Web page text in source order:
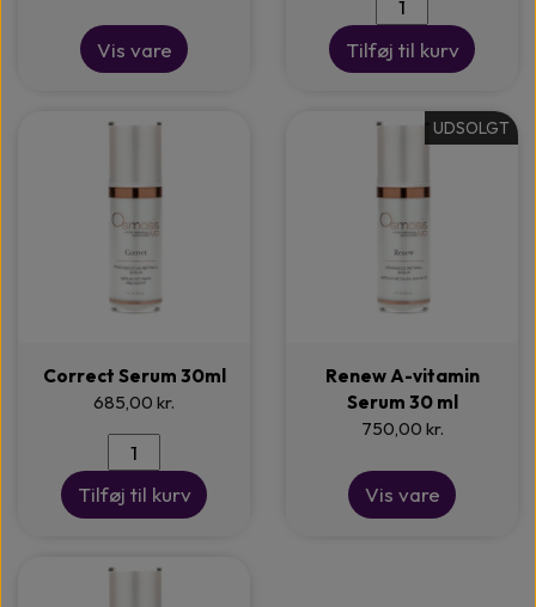
Vis vare Tilføj til kurv
Correct Serum 30ml
685,00 kr.
Tilføj til kurv
UDSOLGT
Renew A-vitamin
Serum 30 ml
750,00 kr.
Vis vare